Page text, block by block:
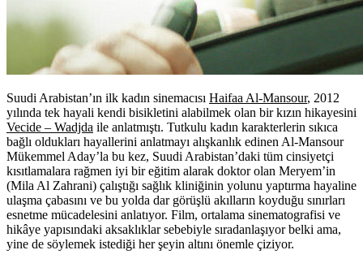
Suudi Arabistan’ın ilk kadın sinemacısı Haifaa Al-Mansour, 2012
yılında tek hayali kendi bisikletini alabilmek olan bir kızın hikayesini
Vecide – Wadjda ile anlatmıştı. Tutkulu kadın karakterlerin sıkıca
bağlı oldukları hayallerini anlatmayı alışkanlık edinen Al-Mansour
Mükemmel Aday’la bu kez, Suudi Arabistan’daki tüm cinsiyetçi
kısıtlamalara rağmen iyi bir eğitim alarak doktor olan Meryem’in
(Mila Al Zahrani) çalıştığı sağlık kliniğinin yolunu yaptırma hayaline
ulaşma çabasını ve bu yolda dar görüşlü akılların koyduğu sınırları
esnetme mücadelesini anlatıyor. Film, ortalama sinematografisi ve
hikâye yapısındaki aksaklıklar sebebiyle sıradanlaşıyor belki ama,
yine de söylemek istediği her şeyin altını önemle çiziyor.